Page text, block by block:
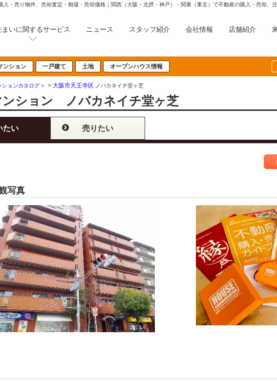
入・売り物件、売却査定・相場・売却価格｜関西（大阪・北摂・神戸）・関東（東京）で不動産の購入・売却
まいに関するサービス ニュース スタッフ紹介 会社情報 店舗紹介
ンション 一戸建て 土地 オープンハウス情報
ションカタログ > > 大阪市天王寺区 ノバカネイチ堂ヶ芝
ンション ノバカネイチ堂ヶ芝
たい 売りたい
写真